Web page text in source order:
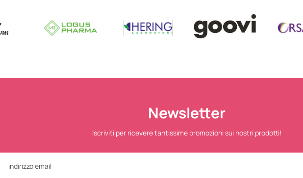
Newsletter
Iscriviti per ricevere tantissime promozioni sui nostri prodotti!